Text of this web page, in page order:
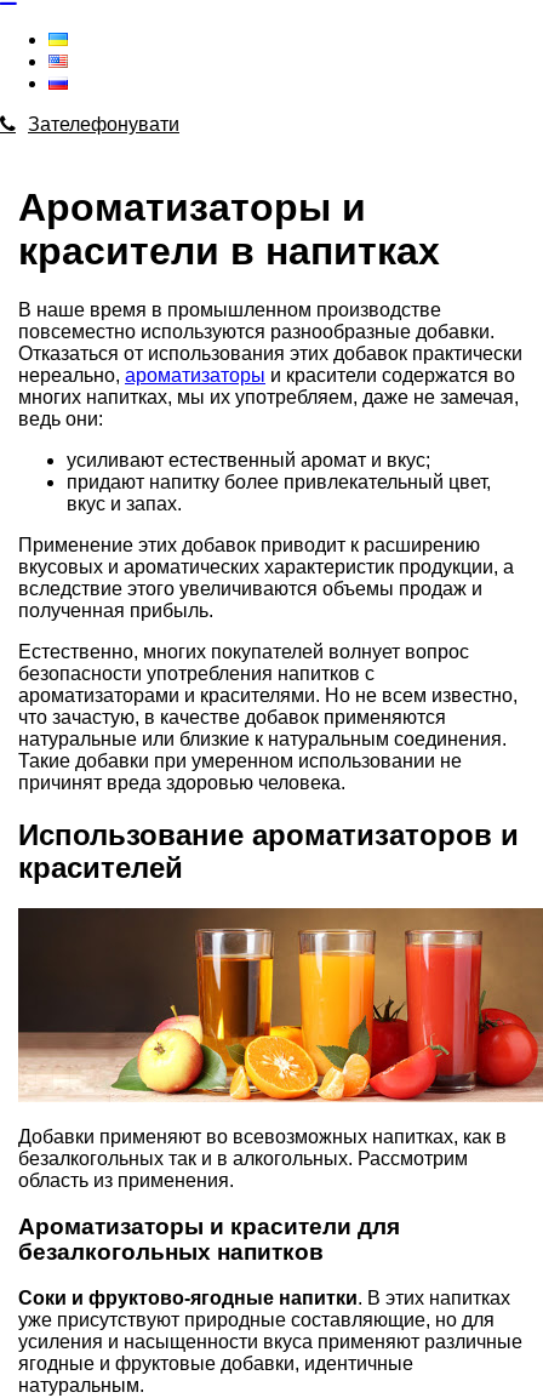
Зателефонувати
Ароматизаторы и
красители в напитках
В наше время в промышленном производстве
повсеместно используются разнообразные добавки.
Отказаться от использования этих добавок практически
нереально, ароматизаторы и красители содержатся во
многих напитках, мы их употребляем, даже не замечая,
ведь они:
усиливают естественный аромат и вкус;
придают напитку более привлекательный цвет,
вкус и запах.
Применение этих добавок приводит к расширению
вкусовых и ароматических характеристик продукции, а
вследствие этого увеличиваются объемы продаж и
полученная прибыль.
Естественно, многих покупателей волнует вопрос
безопасности употребления напитков с
ароматизаторами и красителями. Но не всем известно,
что зачастую, в качестве добавок применяются
натуральные или близкие к натуральным соединения.
Такие добавки при умеренном использовании не
причинят вреда здоровью человека.
Использование ароматизаторов и
красителей
Добавки применяют во всевозможных напитках, как в
безалкогольных так и в алкогольных. Рассмотрим
область из применения.
Ароматизаторы и красители для
безалкогольных напитков
Соки и фруктово-ягодные напитки. В этих напитках
уже присутствуют природные составляющие, но для
усиления и насыщенности вкуса применяют различные
ягодные и фруктовые добавки, идентичные
натуральным.